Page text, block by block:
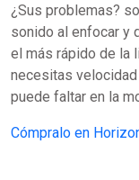
¿Sus problemas?
sonido al enfocar y
el más rápido de la
necesitas
puede faltar en la
Cómpralo en